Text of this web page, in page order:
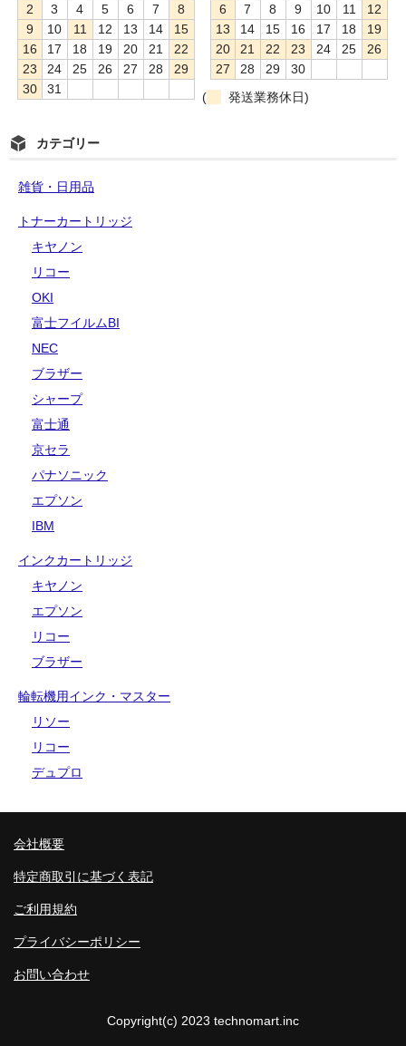
2
3 4 5 6 7
8
9
10 11 12 13 14
15
16
17 18 19 20 21
22
23
24 25 26 27 28
29
30
31
6
7 8 9 10 11
12
13
14 15 16 17 18
19
20
21 22 23 24 25
26
27
28 29
30
(
発送業務休日)
カテゴリー
雑貨・日用品
トナーカートリッジ
キヤノン
リコー
OKI
富士フイルムBI
NEC
ブラザー
シャープ
富士通
京セラ
パナソニック
エプソン
IBM
インクカートリッジ
キヤノン
エプソン
リコー
ブラザー
輪転機用インク・マスター
リソー
リコー
デュプロ
会社概要
特定商取引に基づく表記
ご利用規約
プライバシーポリシー
お問い合わせ
Copyright(c) 2023 technomart.inc